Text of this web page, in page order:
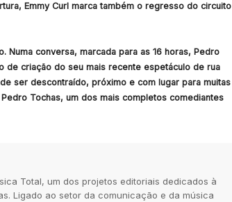
Emmy Curl marca também o regresso do circuito
conversa, marcada para as 16 horas, Pedro
criação do seu mais recente espetáculo de rua
ser descontraído, próximo e com lugar para muitas
Tochas, um dos mais completos comediantes
Total, um dos projetos editoriais dedicados à
Ligado ao setor da comunicação e da música